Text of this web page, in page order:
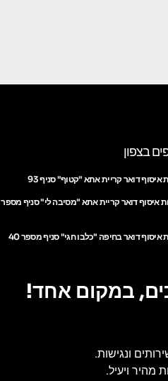
בצפון
איסוף דואר קריית אתא "קטוף" סניף 93
איסוף דואר קריית אתא "מסיבה לי" סניף מספר
איסוף דואר בחיפה "כלבו חגי" סניף מספר 40
במקום אחד!
ונגישות.
מהיר ויעיל.